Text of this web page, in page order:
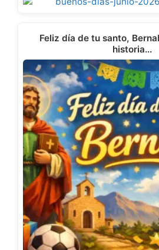
Feliz día de tu santo,
historia…